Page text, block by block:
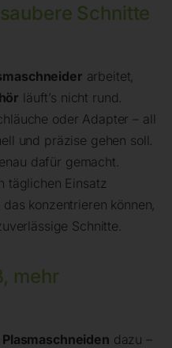
Schnitte
arbeitet,
läuft’s nicht rund.
oder Adapter – all
und präzise gehen soll.
dafür gemacht.
täglichen Einsatz
konzentrieren können,
Schnitte.
mehr
Plasmaschneiden dazu –